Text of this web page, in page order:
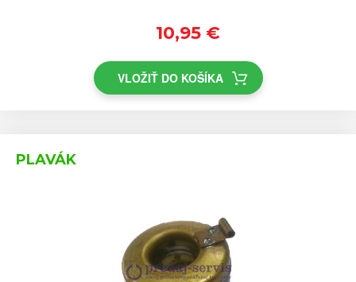
10,95 €
VLOŽIŤ DO KOŠÍKA
PLAVÁK